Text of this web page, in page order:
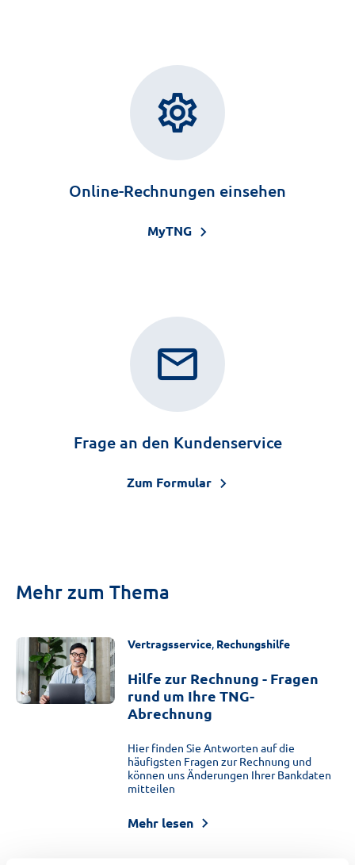
settings
Online-Rechnungen einsehen
MyTNG
mail
Frage an den Kundenservice
Zum Formular
Mehr zum Thema
Vertragsservice, Rechungshilfe
Hilfe zur Rechnung - Fragen
rund um Ihre TNG-
Abrechnung
Hier finden Sie Antworten auf die
häufigsten Fragen zur Rechnung und
können uns Änderungen Ihrer Bankdaten
mitteilen
Mehr lesen